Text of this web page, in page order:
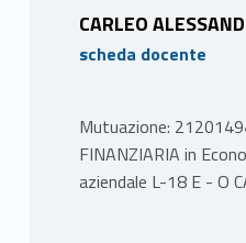
scambio, i prezzi. I
2. FONDAMENTI
2.1 LA VALUTAZIONE
CERTEZZA Leggi
certezza. La legge
CARLEO
scheda docente
Mutuazione:
FINANZIARIA in
aziendale L-18 E - O